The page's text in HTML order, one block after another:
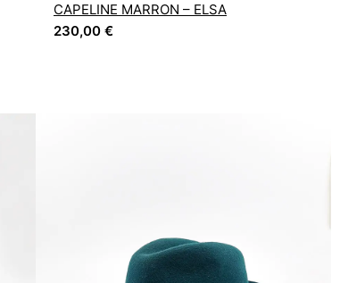
CAPELINE MARRON – ELSA
230,00 €